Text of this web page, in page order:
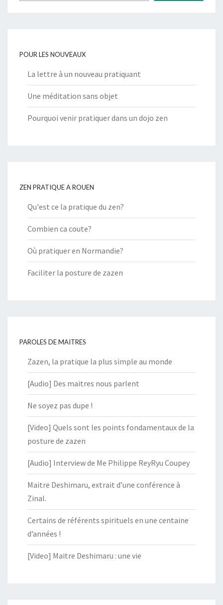
POUR LES NOUVEAUX
La lettre à un nouveau pratiquant
Une méditation sans objet
Pourquoi venir pratiquer dans un dojo zen
ZEN PRATIQUE A ROUEN
Qu'est ce la pratique du zen?
Combien ca coute?
Où pratiquer en Normandie?
Faciliter la posture de zazen
PAROLES DE MAITRES
Zazen, la pratique la plus simple au monde
[Audio] Des maitres nous parlent
Ne soyez pas dupe !
[Video] Quels sont les points fondamentaux de la
posture de zazen
[Audio] Interview de Me Philippe ReyRyu Coupey
Maitre Deshimaru, extrait d’une conférence à
Zinal.
Certains de référents spirituels en une centaine
d’années !
[Video] Maitre Deshimaru : une vie